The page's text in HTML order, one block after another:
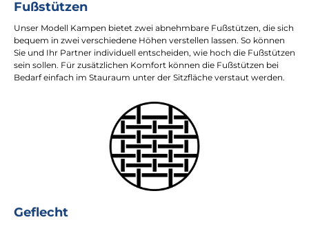
Fußstützen
Unser Modell Kampen bietet zwei abnehmbare Fußstützen, die sich
bequem in zwei verschiedene Höhen verstellen lassen. So können
Sie und Ihr Partner individuell entscheiden, wie hoch die Fußstützen
sein sollen. Für zusätzlichen Komfort können die Fußstützen bei
Bedarf einfach im Stauraum unter der Sitzfläche verstaut werden.
Geflecht